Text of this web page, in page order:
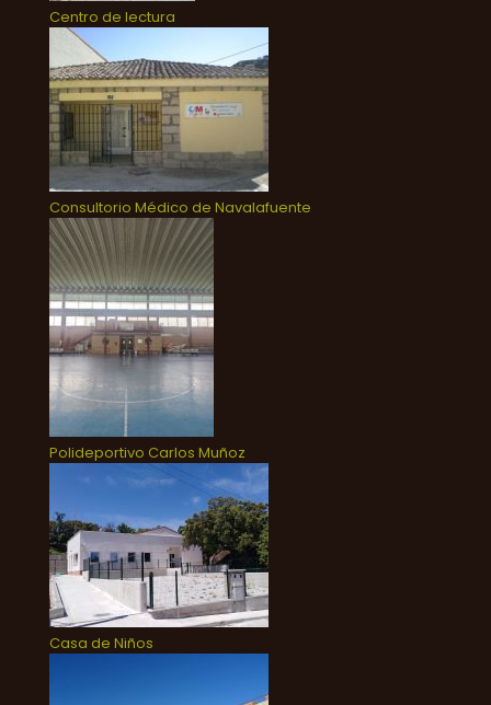
Centro de lectura
Consultorio Médico de Navalafuente
Polideportivo Carlos Muñoz
Casa de Niños